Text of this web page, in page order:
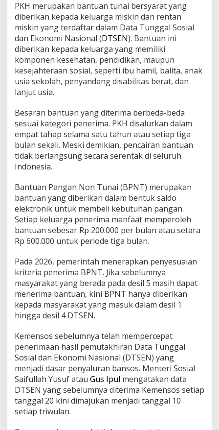
PKH merupakan bantuan tunai bersyarat yang
diberikan kepada keluarga miskin dan rentan
miskin yang terdaftar dalam Data Tunggal Sosial
dan Ekonomi Nasional (DTSEN). Bantuan ini
diberikan kepada keluarga yang memiliki
komponen kesehatan, pendidikan, maupun
kesejahteraan sosial, seperti ibu hamil, balita, anak
usia sekolah, penyandang disabilitas berat, dan
lanjut usia.
Besaran bantuan yang diterima berbeda-beda
sesuai kategori penerima. PKH disalurkan dalam
empat tahap selama satu tahun atau setiap tiga
bulan sekali. Meski demikian, pencairan bantuan
tidak berlangsung secara serentak di seluruh
Indonesia.
Bantuan Pangan Non Tunai (BPNT) merupakan
bantuan yang diberikan dalam bentuk saldo
elektronik untuk membeli kebutuhan pangan.
Setiap keluarga penerima manfaat memperoleh
bantuan sebesar Rp 200.000 per bulan atau setara
Rp 600.000 untuk periode tiga bulan.
Pada 2026, pemerintah menerapkan penyesuaian
kriteria penerima BPNT. Jika sebelumnya
masyarakat yang berada pada desil 5 masih dapat
menerima bantuan, kini BPNT hanya diberikan
kepada masyarakat yang masuk dalam desil 1
hingga desil 4 DTSEN.
Kemensos sebelumnya telah mempercepat
penerimaan hasil pemutakhiran Data Tunggal
Sosial dan Ekonomi Nasional (DTSEN) yang
menjadi dasar penyaluran bansos. Menteri Sosial
Saifullah Yusuf atau Gus Ipul mengatakan data
DTSEN yang sebelumnya diterima Kemensos setiap
tanggal 20 kini dimajukan menjadi tanggal 10
setiap triwulan.